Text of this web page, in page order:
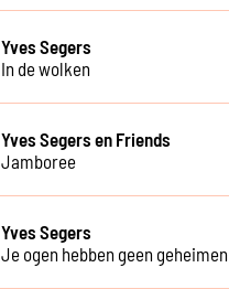
Yves Segers
In de wolken
Yves Segers en Friends
Jamboree
Yves Segers
Je ogen hebben geen geheimen